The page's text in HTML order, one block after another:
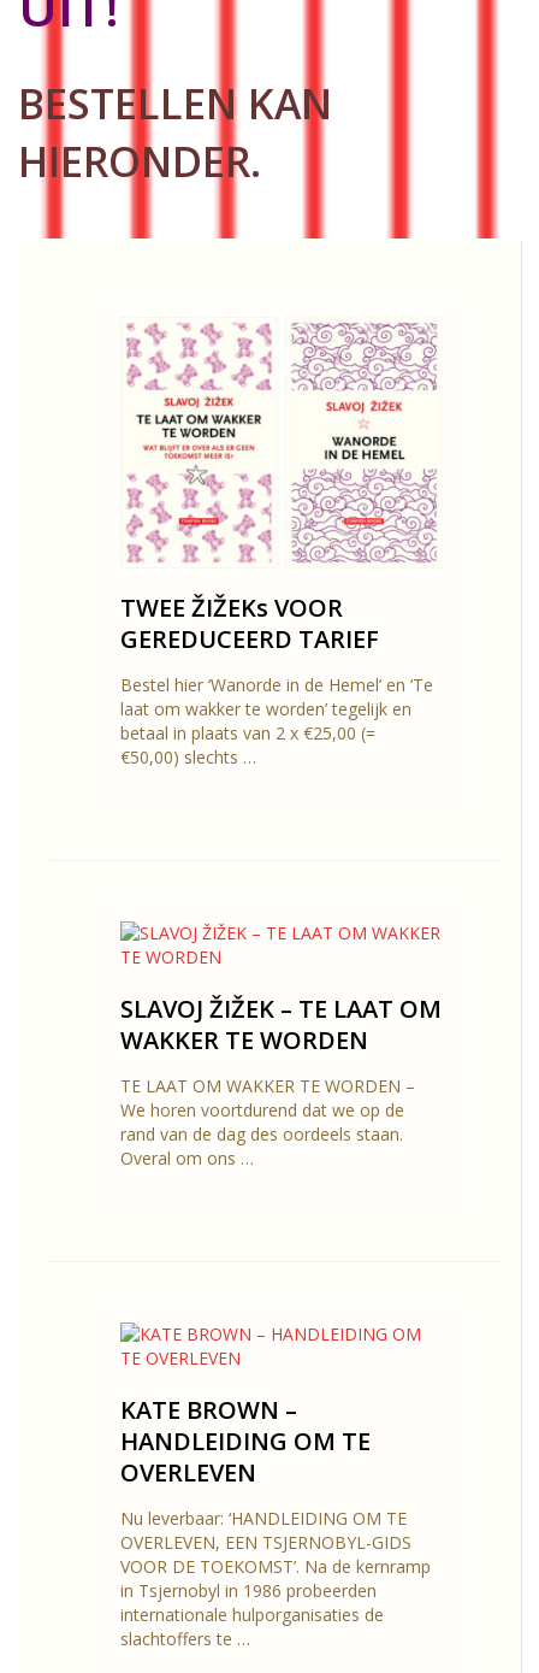
BESTELLEN KAN
HIERONDER.
TWEE ŽIŽEKs VOOR
GEREDUCEERD TARIEF
Bestel hier ‘Wanorde in de Hemel’ en ‘Te
laat om wakker te worden’ tegelijk en
betaal in plaats van 2 x €25,00 (=
€50,00) slechts …
SLAVOJ ŽIŽEK – TE LAAT OM
WAKKER TE WORDEN
TE LAAT OM WAKKER TE WORDEN –
We horen voortdurend dat we op de
rand van de dag des oordeels staan.
Overal om ons …
KATE BROWN –
HANDLEIDING OM TE
OVERLEVEN
Nu leverbaar: ‘HANDLEIDING OM TE
OVERLEVEN, EEN TSJERNOBYL-GIDS
VOOR DE TOEKOMST’. Na de kernramp
in Tsjernobyl in 1986 probeerden
internationale hulporganisaties de
slachtoffers te …